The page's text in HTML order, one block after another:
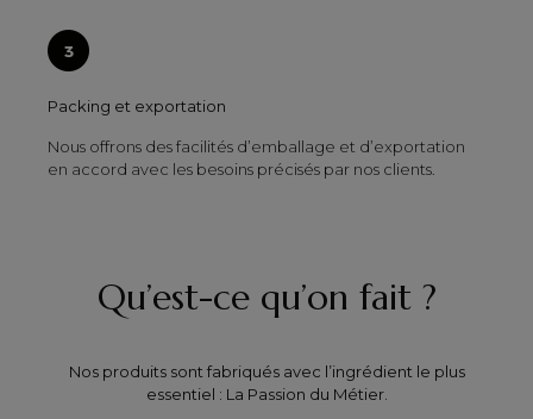
Packing et exportation
Nous offrons des facilités d’emballage et d’exportation
en accord avec les besoins précisés par nos clients.
Qu’est-ce qu’on fait ?
Nos produits sont fabriqués avec l’ingrédient le plus
essentiel : La Passion du Métier.